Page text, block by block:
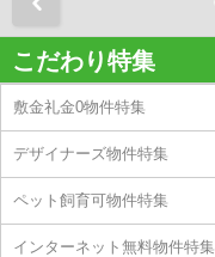
こだわり特集
敷金礼金0物件特集
デザイナーズ物件特集
ペット飼育可物件特集
インターネット無料物件特集